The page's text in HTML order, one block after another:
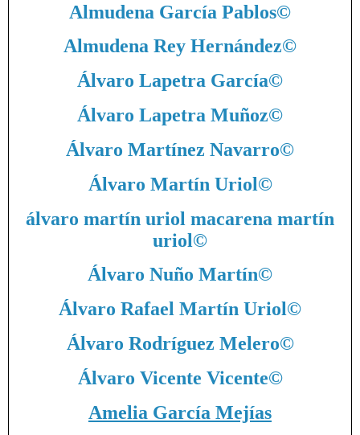
Almudena García Pablos©
Almudena Rey Hernández©
Álvaro Lapetra García©
Álvaro Lapetra Muñoz©
Álvaro Martínez Navarro©
Álvaro Martín Uriol©
álvaro martín uriol macarena martín
uriol©
Álvaro Nuño Martín©
Álvaro Rafael Martín Uriol©
Álvaro Rodríguez Melero©
Álvaro Vicente Vicente©
Amelia García Mejías